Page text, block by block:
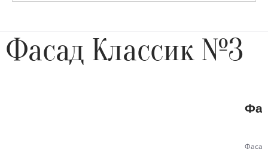
Фасад Классик №3